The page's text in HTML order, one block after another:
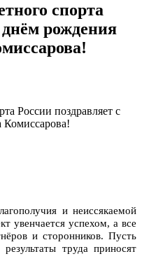
спорта
днём рождения
и неиссякаемой
увенчается успехом, а все
и сторонников. Пусть
труда приносят